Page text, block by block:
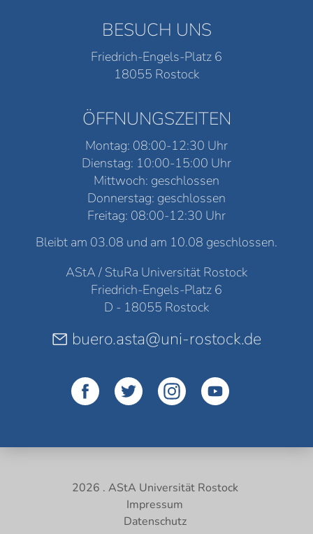
BESUCH UNS
Friedrich-Engels-Platz 6
18055 Rostock
ÖFFNUNGSZEITEN
Montag: 08:00-12:30 Uhr
Dienstag: 10:00-15:00 Uhr
Mittwoch: geschlossen
Donnerstag: geschlossen
Freitag: 08:00-12:30 Uhr
Bleibt am 03.08 und am 10.08 geschlossen.
AStA / StuRa Universität Rostock
Friedrich-Engels-Platz 6
D - 18055 Rostock
buero.asta@uni-rostock.de
2026 . AStA Universität Rostock
Impressum
Datenschutz